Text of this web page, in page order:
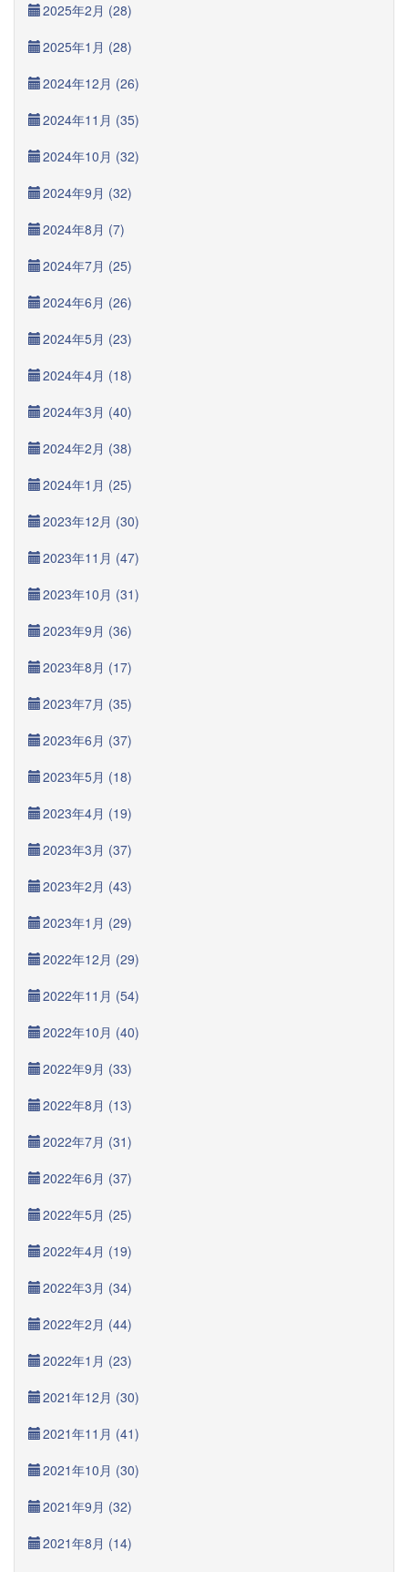
2025年2月 (28)
2025年1月 (28)
2024年12月 (26)
2024年11月 (35)
2024年10月 (32)
2024年9月 (32)
2024年8月 (7)
2024年7月 (25)
2024年6月 (26)
2024年5月 (23)
2024年4月 (18)
2024年3月 (40)
2024年2月 (38)
2024年1月 (25)
2023年12月 (30)
2023年11月 (47)
2023年10月 (31)
2023年9月 (36)
2023年8月 (17)
2023年7月 (35)
2023年6月 (37)
2023年5月 (18)
2023年4月 (19)
2023年3月 (37)
2023年2月 (43)
2023年1月 (29)
2022年12月 (29)
2022年11月 (54)
2022年10月 (40)
2022年9月 (33)
2022年8月 (13)
2022年7月 (31)
2022年6月 (37)
2022年5月 (25)
2022年4月 (19)
2022年3月 (34)
2022年2月 (44)
2022年1月 (23)
2021年12月 (30)
2021年11月 (41)
2021年10月 (30)
2021年9月 (32)
2021年8月 (14)